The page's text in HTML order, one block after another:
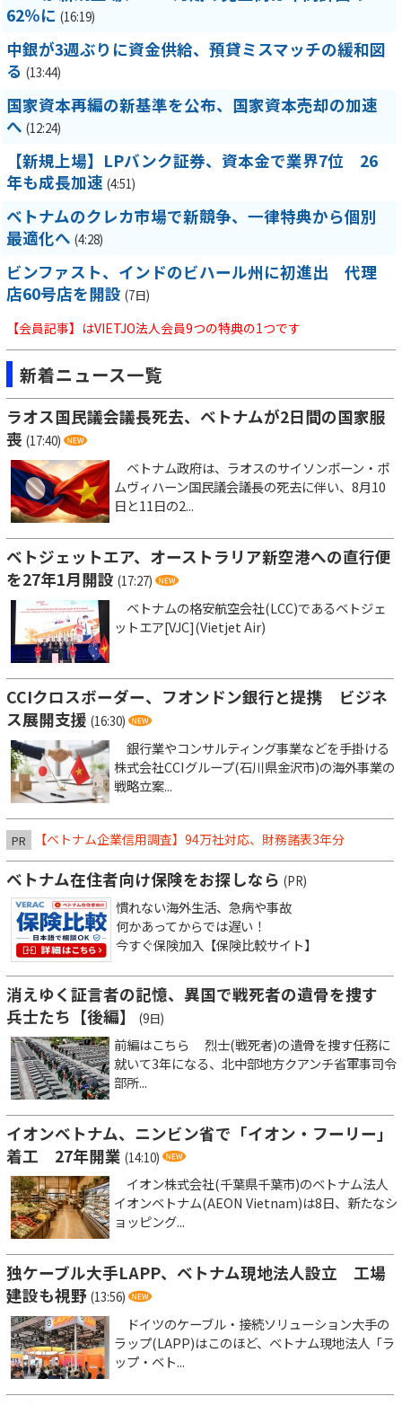
62％に (16:19)
中銀が3週ぶりに資金供給、預貸ミスマッチの緩和図
る (13:44)
国家資本再編の新基準を公布、国家資本売却の加速
へ (12:24)
【新規上場】LPバンク証券、資本金で業界7位 26
年も成長加速 (4:51)
ベトナムのクレカ市場で新競争、一律特典から個別
最適化へ (4:28)
ビンファスト、インドのビハール州に初進出 代理
店60号店を開設 (7日)
【会員記事】はVIETJO法人会員9つの特典の1つです
新着ニュース一覧
ラオス国民議会議長死去、ベトナムが2日間の国家服
喪 (17:40)
ベトナム政府は、ラオスのサイソンポーン・ポ
ムヴィハーン国民議会議長の死去に伴い、8月10
日と11日の2...
ベトジェットエア、オーストラリア新空港への直行便
を27年1月開設 (17:27)
ベトナムの格安航空会社(LCC)であるベトジェ
ットエア[VJC](Vietjet Air)
CCIクロスボーダー、フオンドン銀行と提携 ビジネ
ス展開支援 (16:30)
銀行業やコンサルティング事業などを手掛ける
株式会社CCIグループ(石川県金沢市)の海外事業の
戦略立案...
PR 【ベトナム企業信用調査】94万社対応、財務諸表3年分
ベトナム在住者向け保険をお探しなら (PR)
慣れない海外生活、急病や事故
何かあってからでは遅い！
今すぐ保険加入【保険比較サイト】
消えゆく証言者の記憶、異国で戦死者の遺骨を捜す
兵士たち【後編】
(9日)
前編はこちら 烈士(戦死者)の遺骨を捜す任務に
就いて3年になる、北中部地方クアンチ省軍事司令
部所...
イオンベトナム、ニンビン省で「イオン・フーリー」
着工 27年開業 (14:10)
イオン株式会社(千葉県千葉市)のベトナム法人
イオンベトナム(AEON Vietnam)は8日、新たなシ
ョッピング...
独ケーブル大手LAPP、ベトナム現地法人設立 工場
建設も視野 (13:56)
ドイツのケーブル・接続ソリューション大手の
ラップ(LAPP)はこのほど、ベトナム現地法人「ラ
ップ・ベト...